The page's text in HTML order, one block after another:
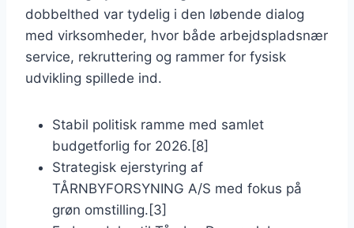
dobbelthed var tydelig i den løbende dialog
med virksomheder, hvor både arbejdspladsnær
service, rekruttering og rammer for fysisk
udvikling spillede ind.
Stabil politisk ramme med samlet
budgetforlig for 2026.[8]
Strategisk ejerstyring af
TÅRNBYFORSYNING A/S med fokus på
grøn omstilling.[3]